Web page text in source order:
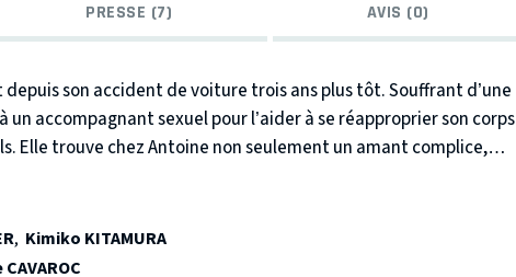
PRESSE (7) AVIS (0)
son accident de voiture trois ans plus tôt. Souffrant d’une
accompagnant sexuel pour l’aider à se réapproprier son corps
Elle trouve chez Antoine non seulement un amant complice,
le contrat de départ. Sentant qu’il a franchi la limite, Antoine
grand désespoir de Clémence.
théâtre Beaumarchais-Sacd 2024
de la jeune création théâtrale" du Pass COP 2024
, Kimiko KITAMURA